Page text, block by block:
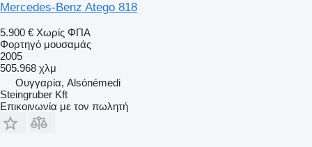
Mercedes-Benz Atego 818
5.900 € Χωρίς ΦΠΑ
Φορτηγό μουσαμάς
2005
505.968 χλμ
Ουγγαρία, Alsónémedi
Steingruber Kft
Επικοινωνία με τον πωλητή